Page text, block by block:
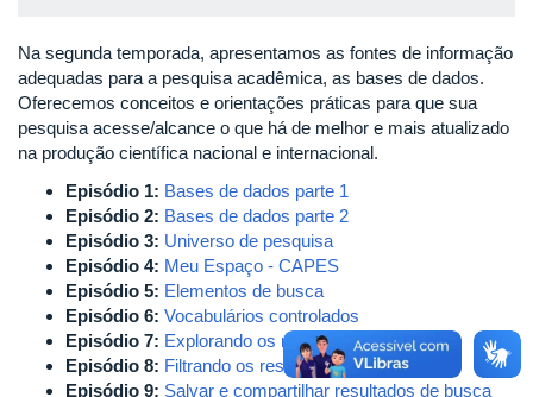
Na segunda temporada, apresentamos as fontes de informação
adequadas para a pesquisa acadêmica, as bases de dados.
Oferecemos conceitos e orientações práticas para que sua
pesquisa acesse/alcance o que há de melhor e mais atualizado
na produção científica nacional e internacional.
Episódio 1: Bases de dados parte 1
Episódio 2: Bases de dados parte 2
Episódio 3: Universo de pesquisa
Episódio 4: Meu Espaço - CAPES
Episódio 5: Elementos de busca
Episódio 6: Vocabulários controlados
Episódio 7: Explorando os resultados
Episódio 8: Filtrando os resultados
Episódio 9: Salvar e compartilhar resultados de busca